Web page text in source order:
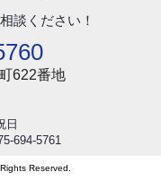
談ください！
622番地
日
694-5761
Reserved.